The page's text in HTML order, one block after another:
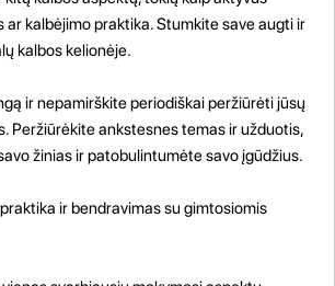
ar kalbėjimo praktika. Stumkite save augti ir
kalbos kelionėje.
ir nepamirškite periodiškai peržiūrėti jūsų
Peržiūrėkite ankstesnes temas ir užduotis,
žinias ir patobulintumėte savo įgūdžius.
ir bendravimas su gimtosiomis